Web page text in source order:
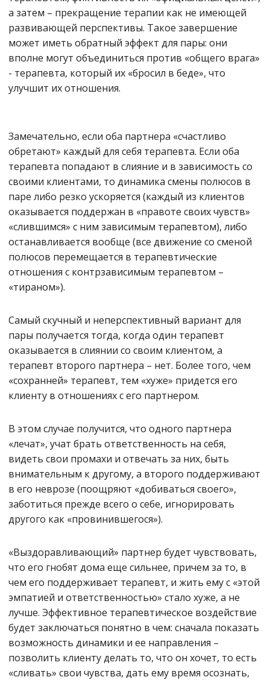
а затем – прекращение терапии как не имеющей
развивающей перспективы. Такое завершение
может иметь обратный эффект для пары: они
вполне могут объединиться против «общего врага»
- терапевта, который их «бросил в беде», что
улучшит их отношения.
Замечательно, если оба партнера «счастливо
обретают» каждый для себя терапевта. Если оба
терапевта попадают в слияние и в зависимость со
своими клиентами, то динамика смены полюсов в
паре либо резко ускоряется (каждый из клиентов
оказывается поддержан в «правоте своих чувств»
«слившимся» с ним зависимым терапевтом), либо
останавливается вообще (все движение со сменой
полюсов перемещается в терапевтические
отношения с контрзависимым терапевтом –
«тираном»).
Самый скучный и неперспективный вариант для
пары получается тогда, когда один терапевт
оказывается в слиянии со своим клиентом, а
терапевт второго партнера – нет. Более того, чем
«сохранней» терапевт, тем «хуже» придется его
клиенту в отношениях с его партнером.
В этом случае получится, что одного партнера
«лечат», учат брать ответственность на себя,
видеть свои промахи и отвечать за них, быть
внимательным к другому, а второго поддерживают
в его неврозе (поощряют «добиваться своего»,
заботиться прежде всего о себе, игнорировать
другого как «провинившегося»).
«Выздоравливающий» партнер будет чувствовать,
что его гнобят дома еще сильнее, причем за то, в
чем его поддерживает терапевт, и жить ему с «этой
эмпатией и ответственностью» стало хуже, а не
лучше. Эффективное терапевтическое воздействие
будет заключаться понятно в чем: сначала показать
возможность динамики и ее направления –
позволить клиенту делать то, что он хочет, то есть
«сливать» свои чувства, дать ему время осознать,